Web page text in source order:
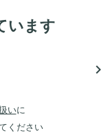
います
navigate_next
いに
ください